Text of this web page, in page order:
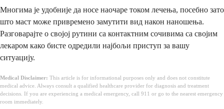
Многима је удобније да носе наочаре током лечења, посебно зато
што маст може привремено замутити вид након наношења.
Разговарајте о својој рутини са контактним сочивима са својим
лекаром како бисте одредили најбољи приступ за вашу
ситуацију.
Medical Disclaimer: This article is for informational purposes only and does not constitute
medical advice. Always consult a qualified healthcare provider for diagnosis and treatment
decisions. If you are experiencing a medical emergency, call 911 or go to the nearest emergency
room immediately.